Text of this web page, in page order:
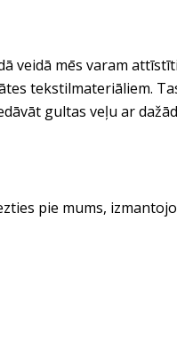
veidā mēs varam
tekstilmateriāliem.
gultas veļu ar
pie mums,